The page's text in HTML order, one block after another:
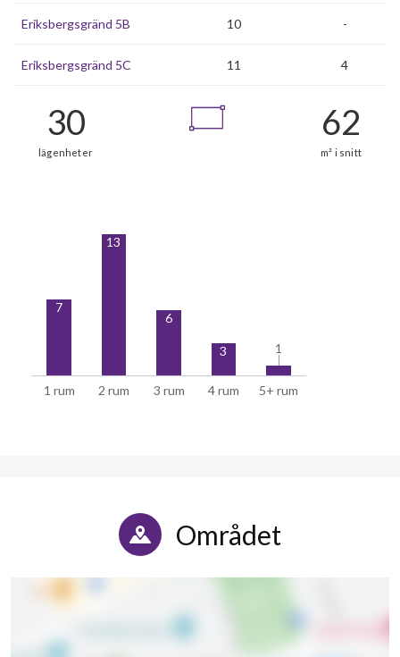
Eriksbergsgränd 5B 10 -
Eriksbergsgränd 5C 11 4
1 rum 2 rum 3 rum 4 rum 5+ rum
7
13
6
3 11
Området